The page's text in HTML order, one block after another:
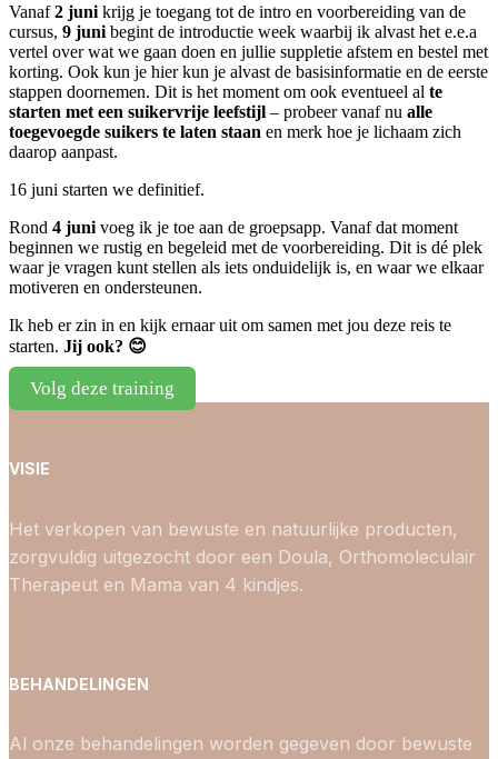
Vanaf2 juni krijg je toegang tot de intro en voorbereiding van de
cursus, 9 juni begint de introductie week waarbij ik alvast het e.e.a
vertel over wat we gaan doen en jullie suppletie afstem en bestel met
korting. Ook kun je hier kun je alvast de basisinformatie en de eerste
stappen doornemen. Dit is het moment om ook eventueel al te
starten met een suikervrije leefstijl – probeer vanaf nu alle
toegevoegde suikers te laten staan en merk hoe je lichaam zich
daarop aanpast.
16 juni starten we definitief.
Rond 4 juni voeg ik je toe aan de groepsapp. Vanaf dat moment
beginnen we rustig en begeleid met de voorbereiding. Dit is dé plek
waar je vragen kunt stellen als iets onduidelijk is, en waar we elkaar
motiveren en ondersteunen.
Ik heb er zin in en kijk ernaar uit om samen met jou deze reis te
starten. Jij ook? 😊
Volg deze training
VISIE
Het verkopen van bewuste en natuurlijke producten,
zorgvuldig uitgezocht door een Doula, Orthomoleculair
Therapeut en Mama van 4 kindjes.
BEHANDELINGEN
Al onze behandelingen worden gegeven door bewuste